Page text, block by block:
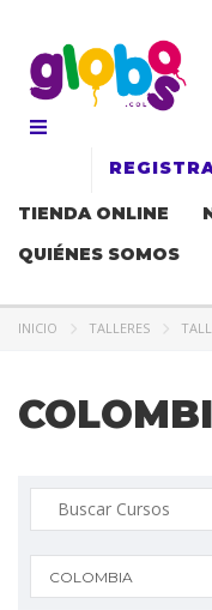
TIENDA ONLINE
QUIÉNES SOMOS
INICIO TALLERES
Buscar:
COLOMBIA